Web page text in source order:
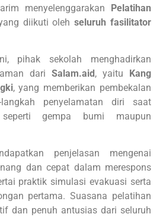
menyelenggarakan Pelatihan
diikuti olehseluruh fasilitator
pihak sekolah menghadirkan
dari Salam.aid, yaitu Kang
, yang memberikan pembekalan
langkah penyelamatan diri saat
gempa bumi maupun
penjelasan mengenai
dan cepat dalam merespons
praktik simulasi evakuasi serta
pertama. Suasana pelatihan
dan penuh antusias dari seluruh